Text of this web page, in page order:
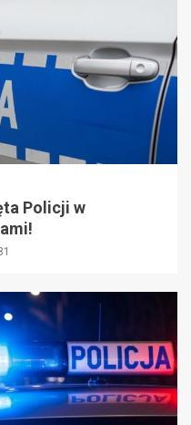
Policji w